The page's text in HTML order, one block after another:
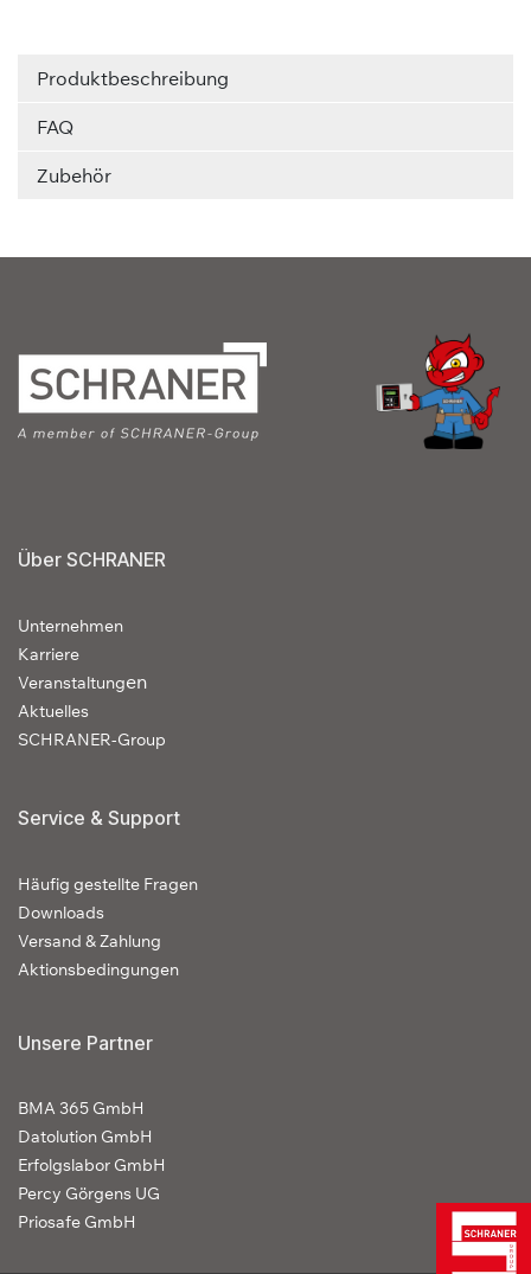
Produktbeschreibung
FAQ
Zubehör
Über SCHRANER
Unternehmen
Karriere
Veranstaltungen
Aktuelles
SCHRANER-Group
Service & Support
Häufig gestellte Fragen
Downloads
Versand & Zahlung
Aktionsbedingungen
Unsere Partner
BMA 365 GmbH
Datolution GmbH
Erfolgslabor GmbH
Percy Görgens UG
Priosafe GmbH